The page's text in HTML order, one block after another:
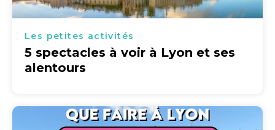
Les petites activités
5 spectacles à voir à Lyon et ses
alentours